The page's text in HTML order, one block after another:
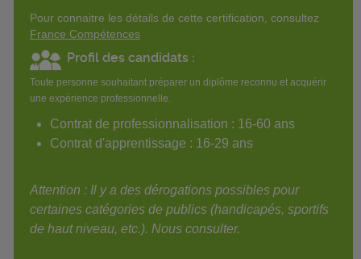
Pour connaitre les détails de cette certification, consultez
France Compétences
Profil des candidats :
Toute personne souhaitant préparer un diplôme reconnu et acquérir
une expérience professionnelle.
Contrat de professionnalisation : 16-60 ans
Contrat d'apprentissage : 16-29 ans
Attention : Il y a des dérogations possibles pour
certaines catégories de publics (handicapés, sportifs
de haut niveau, etc.). Nous consulter.